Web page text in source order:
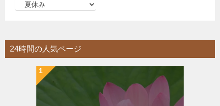
リ
ー
24時間の人気ページ